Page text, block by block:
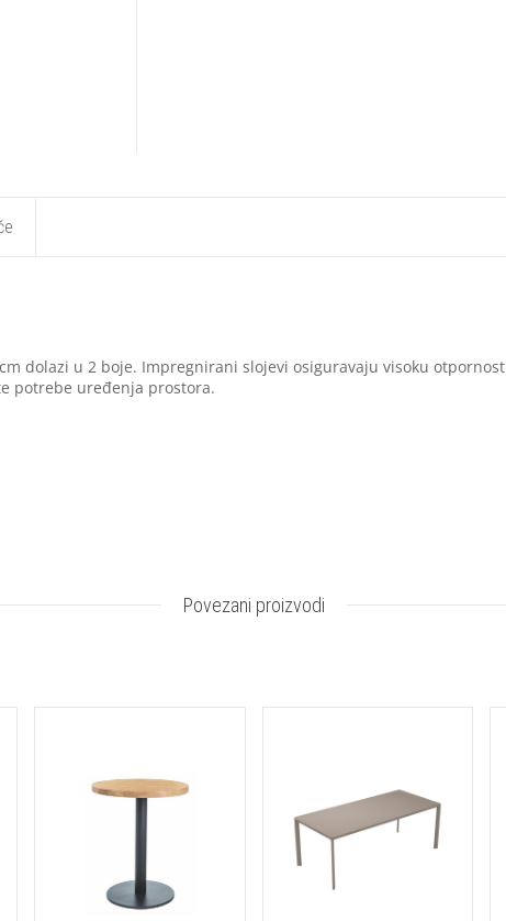
dolazi u 2 boje. Impregnirani slojevi osiguravaju visoku
potrebe uređenja prostora.
Povezani proizvodi